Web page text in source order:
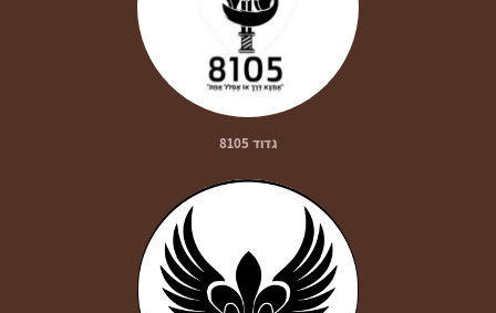
גדוד 8105